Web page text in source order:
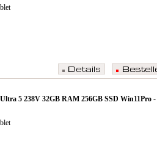
5 238V 32GB RAM 256GB SSD Win11Pro -